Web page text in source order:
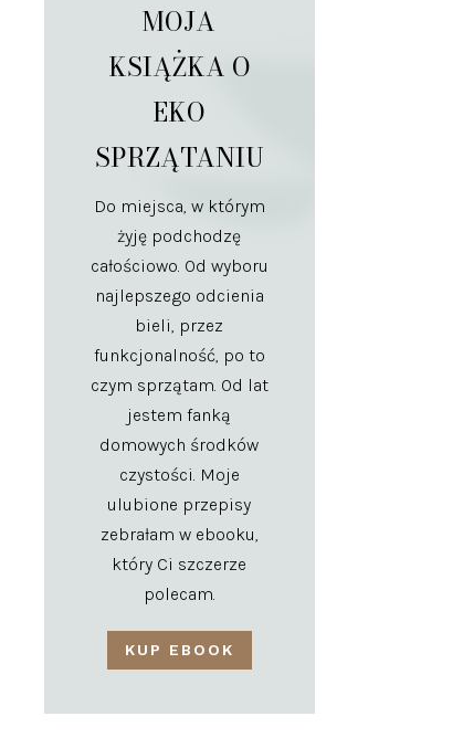
MOJA
KSIĄŻKA O
EKO
SPRZĄTANIU
Do miejsca, w którym
żyję podchodzę
całościowo. Od wyboru
najlepszego odcienia
bieli, przez
funkcjonalność, po to
czym sprzątam. Od lat
jestem fanką
domowych środków
czystości. Moje
ulubione przepisy
zebrałam w ebooku,
który Ci szczerze
polecam.
KUP EBOOK